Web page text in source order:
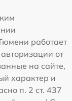
работает
от
на сайте,
характер и
п. 2 ст. 437